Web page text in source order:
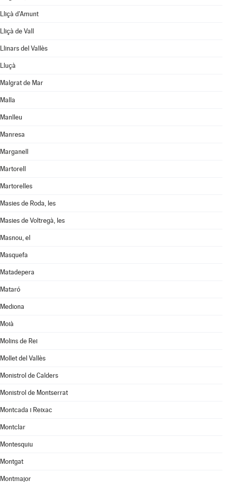
Lliçà d'Amunt
Lliçà de Vall
Llinars del Vallès
Lluçà
Malgrat de Mar
Malla
Manlleu
Manresa
Marganell
Martorell
Martorelles
Masies de Roda, les
Masies de Voltregà, les
Masnou, el
Masquefa
Matadepera
Mataró
Mediona
Moià
Molins de Rei
Mollet del Vallès
Monistrol de Calders
Monistrol de Montserrat
Montcada i Reixac
Montclar
Montesquiu
Montgat
Montmajor